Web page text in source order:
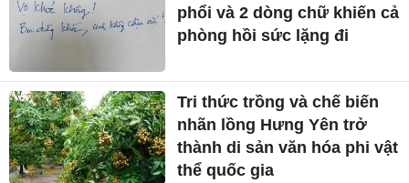
phổi và 2 dòng chữ khiến cả
phòng hồi sức lặng đi
Tri thức trồng và chế biến
nhãn lồng Hưng Yên trở
thành di sản văn hóa phi vật
thể quốc gia